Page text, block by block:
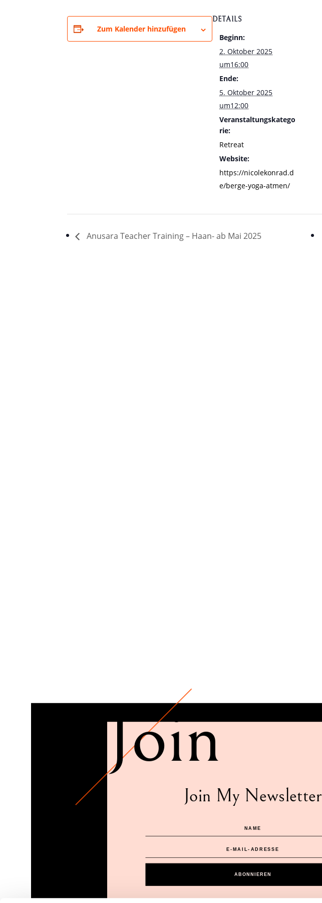
Zum Kalender hinzufügen
DETAILS
Beginn:
2. Oktober 2025
um16:00
Ende:
5. Oktober 2025
um12:00
Veranstaltungskatego
rie:
Retreat
Website:
https://nicolekonrad.d
e/berge-yoga-atmen/
Anusara Teacher Training – Haan- ab Mai 2025
Join
Join My Newsletter
ABONNIEREN